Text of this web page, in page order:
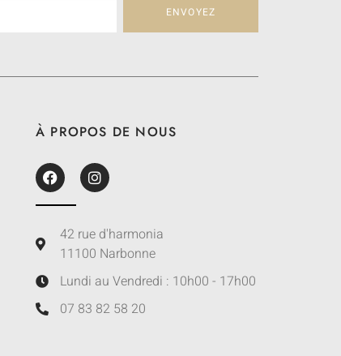
ENVOYEZ
À PROPOS DE NOUS
42 rue d'harmonia
11100 Narbonne
Lundi au Vendredi : 10h00 - 17h00
07 83 82 58 20